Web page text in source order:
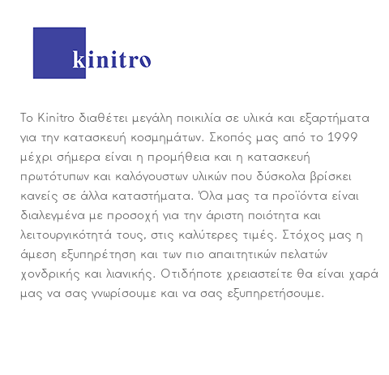
Το Kinitro διαθέτει μεγάλη ποικιλία σε υλικά και εξαρτήματα
για την κατασκευή κοσμημάτων. Σκοπός μας από το 1999
μέχρι σήμερα είναι η προμήθεια και η κατασκευή
πρωτότυπων και καλόγουστων υλικών που δύσκολα βρίσκει
κανείς σε άλλα καταστήματα. Όλα μας τα προϊόντα είναι
διαλεγμένα με προσοχή για την άριστη ποιότητα και
λειτουργικότητά τους, στις καλύτερες τιμές. Στόχος μας η
άμεση εξυπηρέτηση και των πιο απαιτητικών πελατών
χονδρικής και λιανικής. Οτιδήποτε χρειαστείτε θα είναι χαρά
μας να σας γνωρίσουμε και να σας εξυπηρετήσουμε.